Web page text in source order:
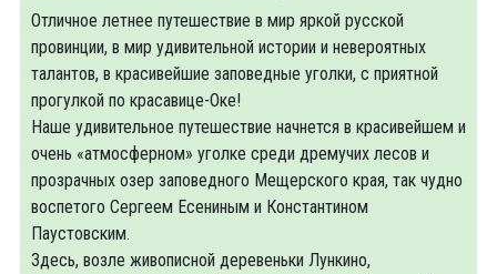
Отличное летнее путешествие в мир яркой русской
провинции, в мир удивительной истории и невероятных
талантов, в красивейшие заповедные уголки, с приятной
прогулкой по красавице-Оке!
Наше удивительное путешествие начнется в красивейшем и
очень «атмосферном» уголке среди дремучих лесов и
прозрачных озер заповедного Мещерского края, так чудно
воспетого Сергеем Есениным и Константином
Паустовским.
Здесь, возле живописной деревеньки Лункино,